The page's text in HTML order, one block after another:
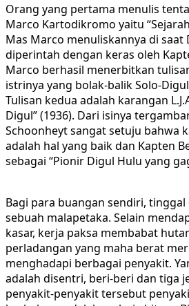
Orang yang pertama menulis
Marco Kartodikromo yaitu
Mas Marco menuliskannya di saat
diperintah dengan keras oleh
Marco berhasil menerbitkan
istrinya yang bolak-balik Solo-
Tulisan kedua adalah karangan
Digul” (1936). Dari isinya
Schoonheyt sangat setuju bahwa
adalah hal yang baik dan Kapten
sebagai “Pionir Digul Hulu yang
Bagi para buangan sendiri, tinggal
sebuah malapetaka. Selain
kasar, kerja paksa membabat
perladangan yang maha berat
menghadapi berbagai penyakit.
adalah disentri, beri-beri dan tiga
penyakit-penyakit tersebut